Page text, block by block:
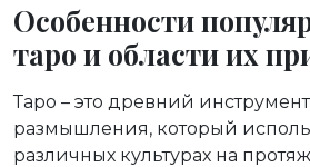
Особенности
таро и области их
Таро – это древний
размышления, который
различных культурах на